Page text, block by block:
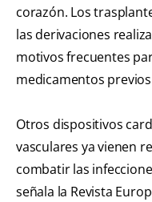
corazón. Los
las derivaciones
motivos frecuentes
medicamentos
Otros dispositivos
vasculares ya vienen
combatir las
señala la Revista